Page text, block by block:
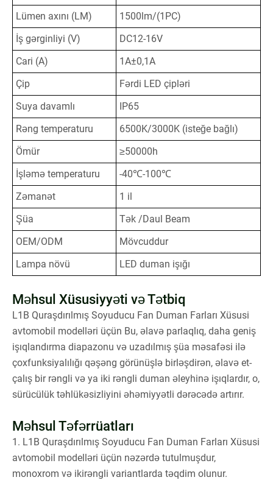
Lümen axını (LM)
1500lm/(1PC)
İş gərginliyi (V)
DC12-16V
Cari (A)
1A±0,1A
Çip
Fərdi LED çipləri
Suya davamlı
IP65
Rəng temperaturu
6500K/3000K (isteğe bağlı)
Ömür
≥50000h
İşləmə temperaturu
-40℃-100℃
Zəmanət
1 il
Şüa
Tək /Daul Beam
OEM/ODM
Mövcuddur
Lampa növü
LED duman işığı
Məhsul Xüsusiyyəti və Tətbiq
L1B Quraşdırılmış Soyuducu Fan Duman Farları Xüsusi
avtomobil modelləri üçün Bu, əlavə parlaqlıq, daha geniş
işıqlandırma diapazonu və uzadılmış şüa məsafəsi ilə
çoxfunksiyalılığı qəşəng görünüşlə birləşdirən, əlavə et-
çalış bir rəngli və ya iki rəngli duman əleyhinə işıqlardır, o,
sürücülük təhlükəsizliyini əhəmiyyətli dərəcədə artırır.
Məhsul Təfərrüatları
1. L1B Quraşdırılmış Soyuducu Fan Duman Farları Xüsusi
avtomobil modelləri üçün nəzərdə tutulmuşdur,
monoxrom və ikirəngli variantlarda təqdim olunur.